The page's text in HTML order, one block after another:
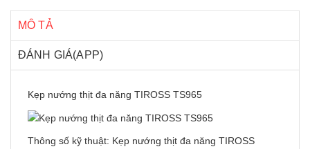
MÔ TẢ
ĐÁNH GIÁ(APP)
Kẹp nướng thịt đa năng TIROSS TS965
Thông số kỹ thuật: Kẹp nướng thịt đa năng TIROSS